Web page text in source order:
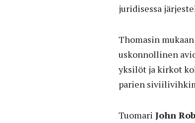
juridisessa
Thomasin
uskonnollinen
yksilöt ja kirkot
parien
Tuomari John